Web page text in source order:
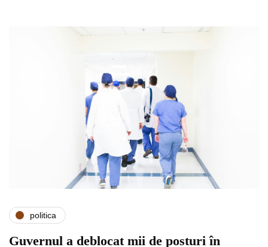
politica
Guvernul a deblocat mii de posturi în